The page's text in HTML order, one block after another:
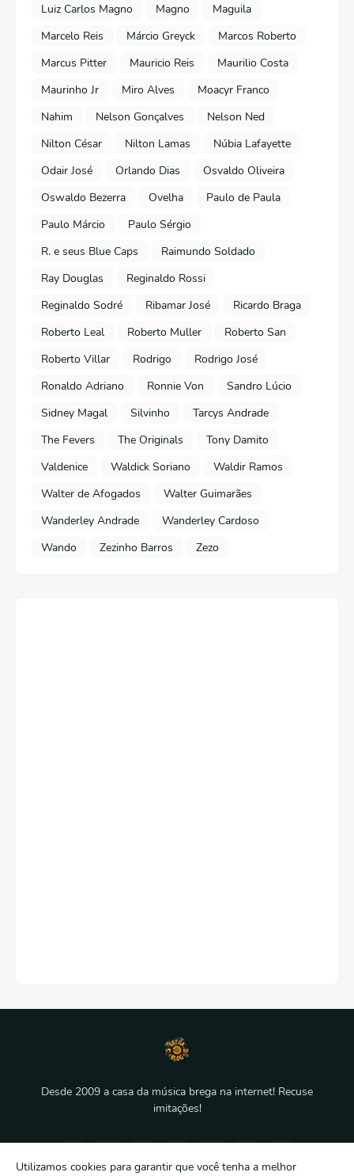
Luiz Carlos Magno
Magno
Maguila
Marcelo Reis
Márcio Greyck
Marcos Roberto
Marcus Pitter
Mauricio Reis
Maurilio Costa
Maurinho Jr
Miro Alves
Moacyr Franco
Nahim
Nelson Gonçalves
Nelson Ned
Nilton César
Nilton Lamas
Núbia Lafayette
Odair José
Orlando Dias
Osvaldo Oliveira
Oswaldo Bezerra
Ovelha
Paulo de Paula
Paulo Márcio
Paulo Sérgio
R. e seus Blue Caps
Raimundo Soldado
Ray Douglas
Reginaldo Rossi
Reginaldo Sodré
Ribamar José
Ricardo Braga
Roberto Leal
Roberto Muller
Roberto San
Roberto Villar
Rodrigo
Rodrigo José
Ronaldo Adriano
Ronnie Von
Sandro Lúcio
Sidney Magal
Silvinho
Tarcys Andrade
The Fevers
The Originals
Tony Damito
Valdenice
Waldick Soriano
Waldir Ramos
Walter de Afogados
Walter Guimarães
Wanderley Andrade
Wanderley Cardoso
Wando
Zezinho Barros Zezo
Desde 2009 a casa da música brega na internet! Recuse
imitações!
Utilizamos cookies para garantir que você tenha a melhor